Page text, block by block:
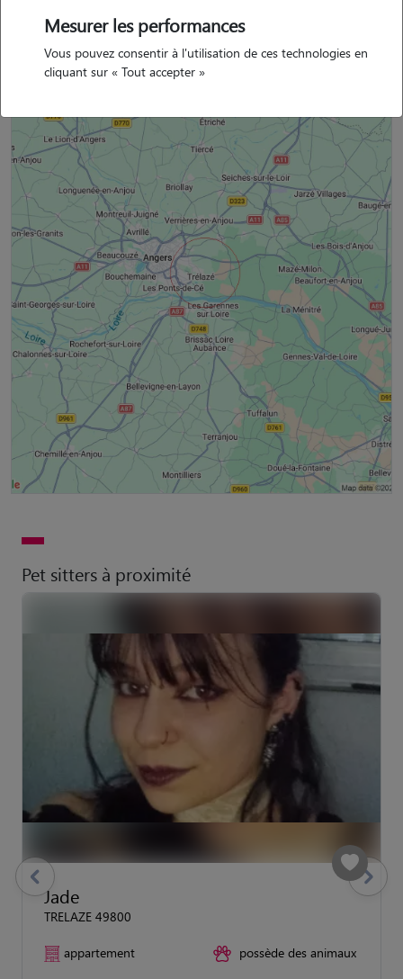
Situation géographique
Pet sitters à proximité
Jade
TRELAZE 49800
appartement possède des animaux
previous Suivant
Mesurer les performances
Vous pouvez consentir à l'utilisation de ces technologies en
cliquant sur « Tout accepter »